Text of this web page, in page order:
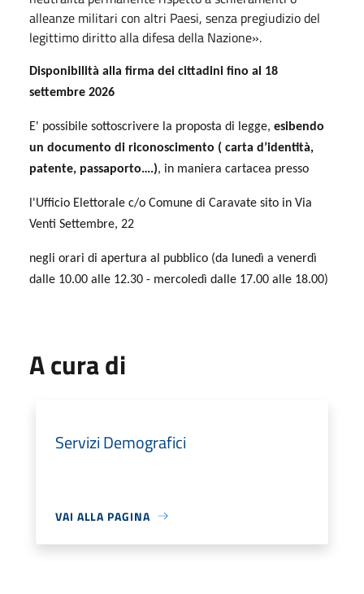
alleanze militari con altri Paesi, senza pregiudizio del
legittimo diritto alla difesa della Nazione».
Disponibilità alla firma dei cittadini fino al 18
settembre 2026
E' possibile sottoscrivere la proposta di legge, esibendo
un documento di riconoscimento ( carta d’identità,
patente, passaporto….), in maniera cartacea presso
l'Ufficio Elettorale c/o Comune di Caravate sito in Via
Venti Settembre, 22
negli orari di apertura al pubblico (da lunedì a venerdì
dalle 10.00 alle 12.30 - mercoledì dalle 17.00 alle 18.00)
A cura di
Servizi Demografici
VAI ALLA PAGINA